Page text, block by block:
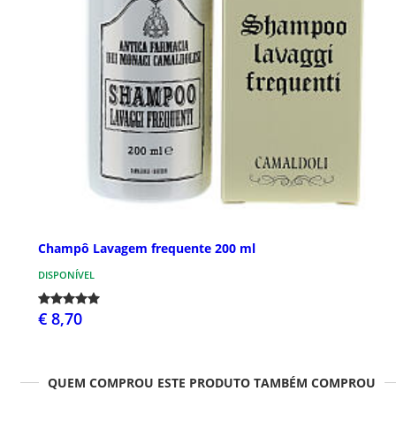
Champô Lavagem frequente 200 ml
DISPONÍVEL
€ 8,70
QUEM COMPROU ESTE PRODUTO TAMBÉM COMPROU